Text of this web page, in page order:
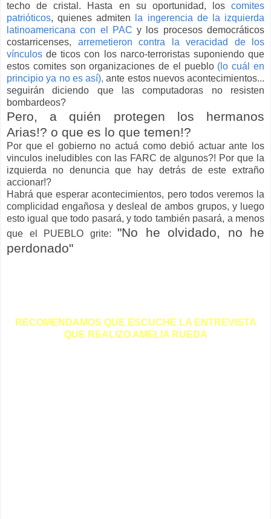
techo de cristal. Hasta en su oportunidad, los comites
patrióticos, quienes admiten
la ingerencia de la izquierda
latinoamericana con el PACy los procesos democráticos
costarricenses, arremetieron contra la veracidad de los
vínculosde ticos con los narco-terroristas suponiendo que
estos comites son organizaciones de el pueblo (lo cuál en
principio ya no es así),ante estos nuevos acontecimientos...
seguirán diciendo que las computadoras no resisten
bombardeos?
Pero, a quién protegen los hermanos
Arias!? o que es lo que temen!?
Por que el gobierno no actuá como debió actuar ante los
vinculos ineludibles con las FARC de algunos?! Por que la
izquierda no denuncia que hay detrás de este extraño
accionar!?
Habrá que esperar acontecimientos, pero todos veremos la
complicidad engañosa y desleal de ambos grupos, y luego
esto igual que todo pasará, y todo también pasará, a menos
que el PUEBLO grite: "No he olvidado, no he
perdonado"
RECOMENDAMOS QUE ESCUCHE LA ENTREVISTA
QUE REALIZOAMELIA RUEDA